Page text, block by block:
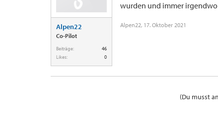
Alpen22
Co-Pilot
Beiträge:
46
Likes:
0
wurden und immer irgendwo
Alpen22, 17. Oktober 2021
(Du musst